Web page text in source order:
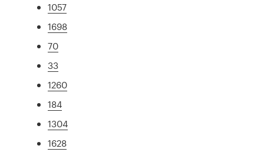
1057
1698
70
33
1260
184
1304
1628